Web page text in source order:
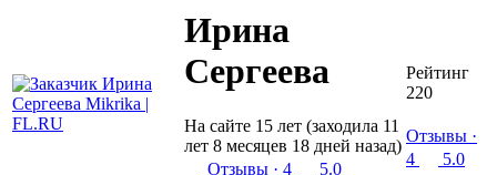
Ирина
Сергеева
На сайте 15 лет (заходила 11
лет 8 месяцев 18 дней назад)
Отзывы · 4 5.0
Рейтинг
220
Отзывы ·
4
5.0